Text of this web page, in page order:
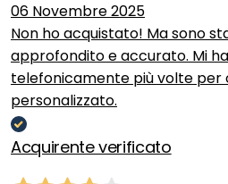
06 Novembre 2025
Non ho acquistato! Ma sono
approfondito e accurato. Mi
telefonicamente più volte per
personalizzato.
Acquirente verificato